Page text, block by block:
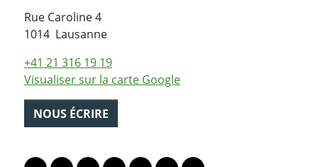
Rue Caroline 4
1014 LausanneSuisse
+41 21 316 19 19
Visualiser sur la carte Google
NOUS ÉCRIRE